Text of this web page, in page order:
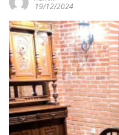
19/12/2024